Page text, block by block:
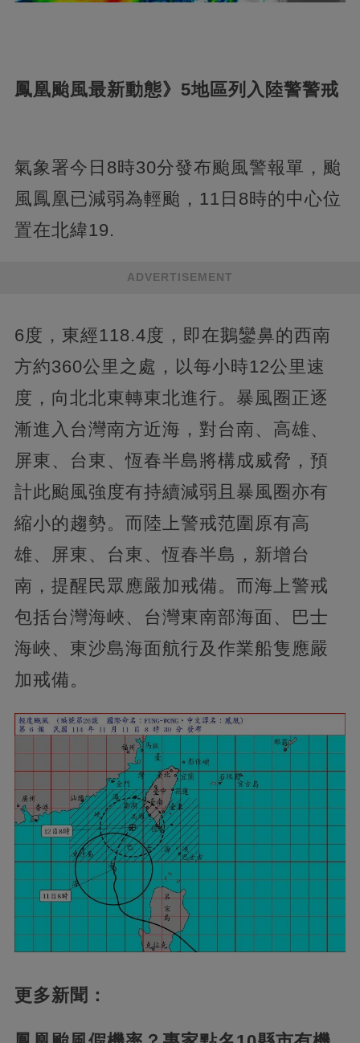
鳳凰颱風最新動態》5地區列入陸警警戒
氣象署今日8時30分發布颱風警報單，颱
風鳳凰已減弱為輕颱，11日8時的中心位
置在北緯19.
ADVERTISEMENT
6度，東經118.4度，即在鵝鑾鼻的西南
方約360公里之處，以每小時12公里速
度，向北北東轉東北進行。暴風圈正逐
漸進入台灣南方近海，對台南、高雄、
屏東、台東、恆春半島將構成威脅，預
計此颱風強度有持續減弱且暴風圈亦有
縮小的趨勢。而陸上警戒范圍原有高
雄、屏東、台東、恆春半島，新增台
南，提醒民眾應嚴加戒備。而海上警戒
包括台灣海峽、台灣東南部海面、巴士
海峽、東沙島海面航行及作業船隻應嚴
加戒備。
更多新聞：